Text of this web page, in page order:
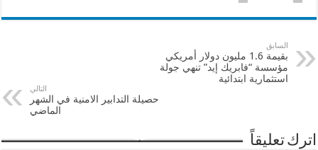
السابق
بقيمة 1.6 مليون دولار أمريكي
مؤسسة “فابريك إيد” تنهي جولة
استثمارية ابتدائية
التالي
حصيلة التدابير الامنية في الشهر
الماضي
اترك تعليقاً